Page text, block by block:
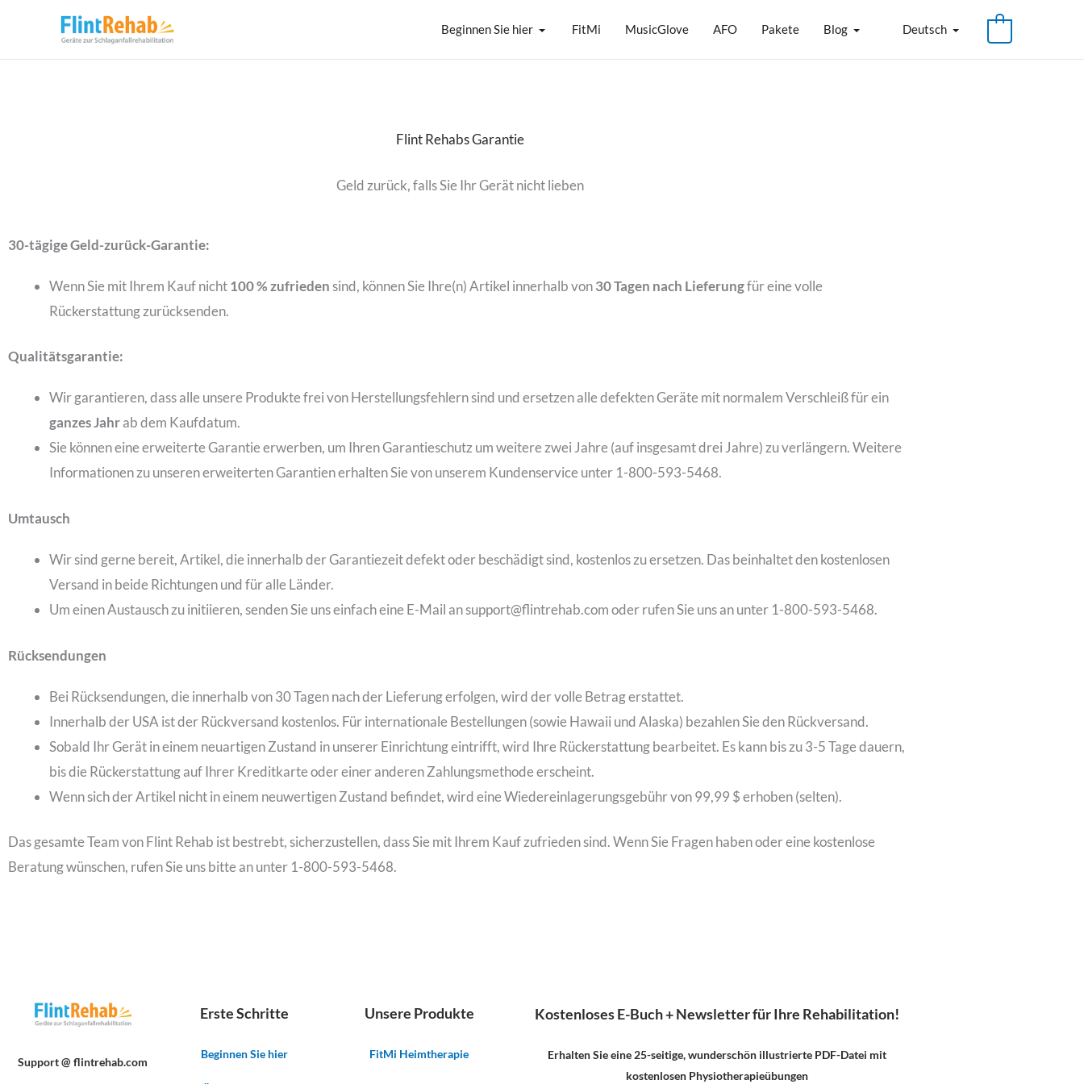
Beginnen Sie hier FitMi MusicGlove AFO Pakete Blog Deutsch
Flint Rehabs Garantie
Geld zurück, falls Sie Ihr Gerät nicht lieben
30-tägige Geld-zurück-Garantie:
Wenn Sie mit Ihrem Kauf nicht100 % zufriedensind, können Sie Ihre(n) Artikel innerhalb von30 Tagen nach Lieferungfür eine volle
Rückerstattung zurücksenden.
Qualitätsgarantie:
Wir garantieren, dass alle unsere Produkte frei von Herstellungsfehlern sind und ersetzen alle defekten Geräte mit normalem Verschleiß für ein
ganzes Jahrab dem Kaufdatum.
Sie können eine erweiterte Garantie erwerben, um Ihren Garantieschutz um weitere zwei Jahre (auf insgesamt drei Jahre) zu verlängern. Weitere
Informationen zu unseren erweiterten Garantien erhalten Sie von unserem Kundenservice unter 1-800-593-5468.
Umtausch
Wir sind gerne bereit, Artikel, die innerhalb der Garantiezeit defekt oder beschädigt sind, kostenlos zu ersetzen. Das beinhaltet den kostenlosen
Versand in beide Richtungen und für alle Länder.
Um einen Austausch zu initiieren, senden Sie uns einfach eine E-Mail ansupport@flintrehab.comoder rufen Sie uns an unter 1-800-593-5468.
Rücksendungen
Bei Rücksendungen, die innerhalb von 30 Tagen nach der Lieferung erfolgen, wird der volle Betrag erstattet.
Innerhalb der USA ist der Rückversand kostenlos. Für internationale Bestellungen (sowie Hawaii und Alaska) bezahlen Sie den Rückversand.
Sobald Ihr Gerät in einem neuartigen Zustand in unserer Einrichtung eintrifft, wird Ihre Rückerstattung bearbeitet. Es kann bis zu 3-5 Tage dauern,
bis die Rückerstattung auf Ihrer Kreditkarte oder einer anderen Zahlungsmethode erscheint.
Wenn sich der Artikel nicht in einem neuwertigen Zustand befindet, wird eine Wiedereinlagerungsgebühr von 99,99 $ erhoben (selten).
Das gesamte Team von Flint Rehab ist bestrebt, sicherzustellen, dass Sie mit Ihrem Kauf zufrieden sind. Wenn Sie Fragen haben oder eine kostenlose
Beratung wünschen, rufen Sie uns bitte an unter 1-800-593-5468.
Support @ flintrehab.com
Erste Schritte
Beginnen Sie hier
Unsere Produkte
FitMi Heimtherapie
Kostenloses E-Buch + Newsletter für Ihre Rehabilitation!
Erhalten Sie eine 25-seitige, wunderschön illustrierte PDF-Datei mit
kostenlosen Physiotherapieübungen